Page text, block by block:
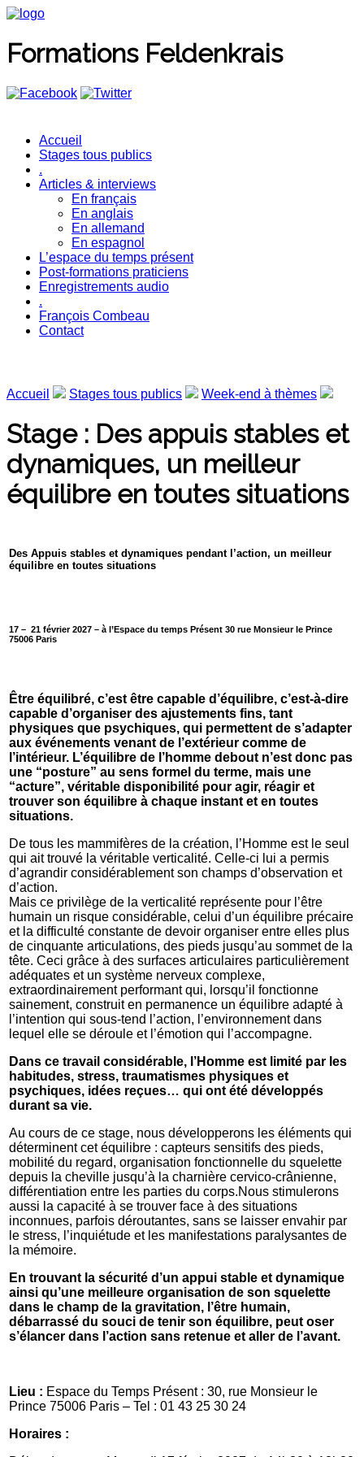
Formations Feldenkrais
Accueil
Stages tous publics
.
Articles & interviews
En français
En anglais
En allemand
En espagnol
L’espace du temps présent
Post-formations praticiens
Enregistrements audio
.
François Combeau
Contact
Accueil Stages tous publics Week-end à thèmes
Stage : Des appuis stables et
dynamiques, un meilleur
équilibre en toutes situations
Des Appuis stables et dynamiques pendant l’action, un meilleur
équilibre en toutes situations
17 – 21 février 2027 – à l’Espace du temps Présent 30 rue Monsieur le Prince
75006 Paris
Être équilibré, c’est être capable d’équilibre, c’est-à-dire
capable d’organiser des ajustements fins, tant
physiques que psychiques, qui permettent de s’adapter
aux événements venant de l’extérieur comme de
l’intérieur. L’équilibre de l’homme debout n’est donc pas
une “posture” au sens formel du terme, mais une
“acture”, véritable disponibilité pour agir, réagir et
trouver son équilibre à chaque instant et en toutes
situations.
De tous les mammifères de la création, l’Homme est le seul
qui ait trouvé la véritable verticalité. Celle-ci lui a permis
d’agrandir considérablement son champs d’observation et
d’action.
Mais ce privilège de la verticalité représente pour l’être
humain un risque considérable, celui d’un équilibre précaire
et la difficulté constante de devoir organiser entre elles plus
de cinquante articulations, des pieds jusqu’au sommet de la
tête. Ceci grâce à des surfaces articulaires particulièrement
adéquates et un système nerveux complexe,
extraordinairement performant qui, lorsqu’il fonctionne
sainement, construit en permanence un équilibre adapté à
l’intention qui sous-tend l’action, l’environnement dans
lequel elle se déroule et l’émotion qui l’accompagne.
Dans ce travail considérable, l’Homme est limité par les
habitudes, stress, traumatismes physiques et
psychiques, idées reçues… qui ont été développés
durant sa vie.
Au cours de ce stage, nous développerons les éléments qui
déterminent cet équilibre : capteurs sensitifs des pieds,
mobilité du regard, organisation fonctionnelle du squelette
depuis la cheville jusqu’à la charnière cervico-crânienne,
différentiation entre les parties du corps.Nous stimulerons
aussi la capacité à se trouver face à des situations
inconnues, parfois déroutantes, sans se laisser envahir par
le stress, l’inquiétude et les manifestations paralysantes de
la mémoire.
En trouvant la sécurité d’un appui stable et dynamique
ainsi qu’une meilleure organisation de son squelette
dans le champ de la gravitation, l’être humain,
débarrassé du souci de tenir son équilibre, peut oser
s’élancer dans l’action sans retenue et aller de l’avant.
Lieu : Espace du Temps Présent : 30, rue Monsieur le
Prince 75006 Paris – Tel : 01 43 25 30 24
Horaires :